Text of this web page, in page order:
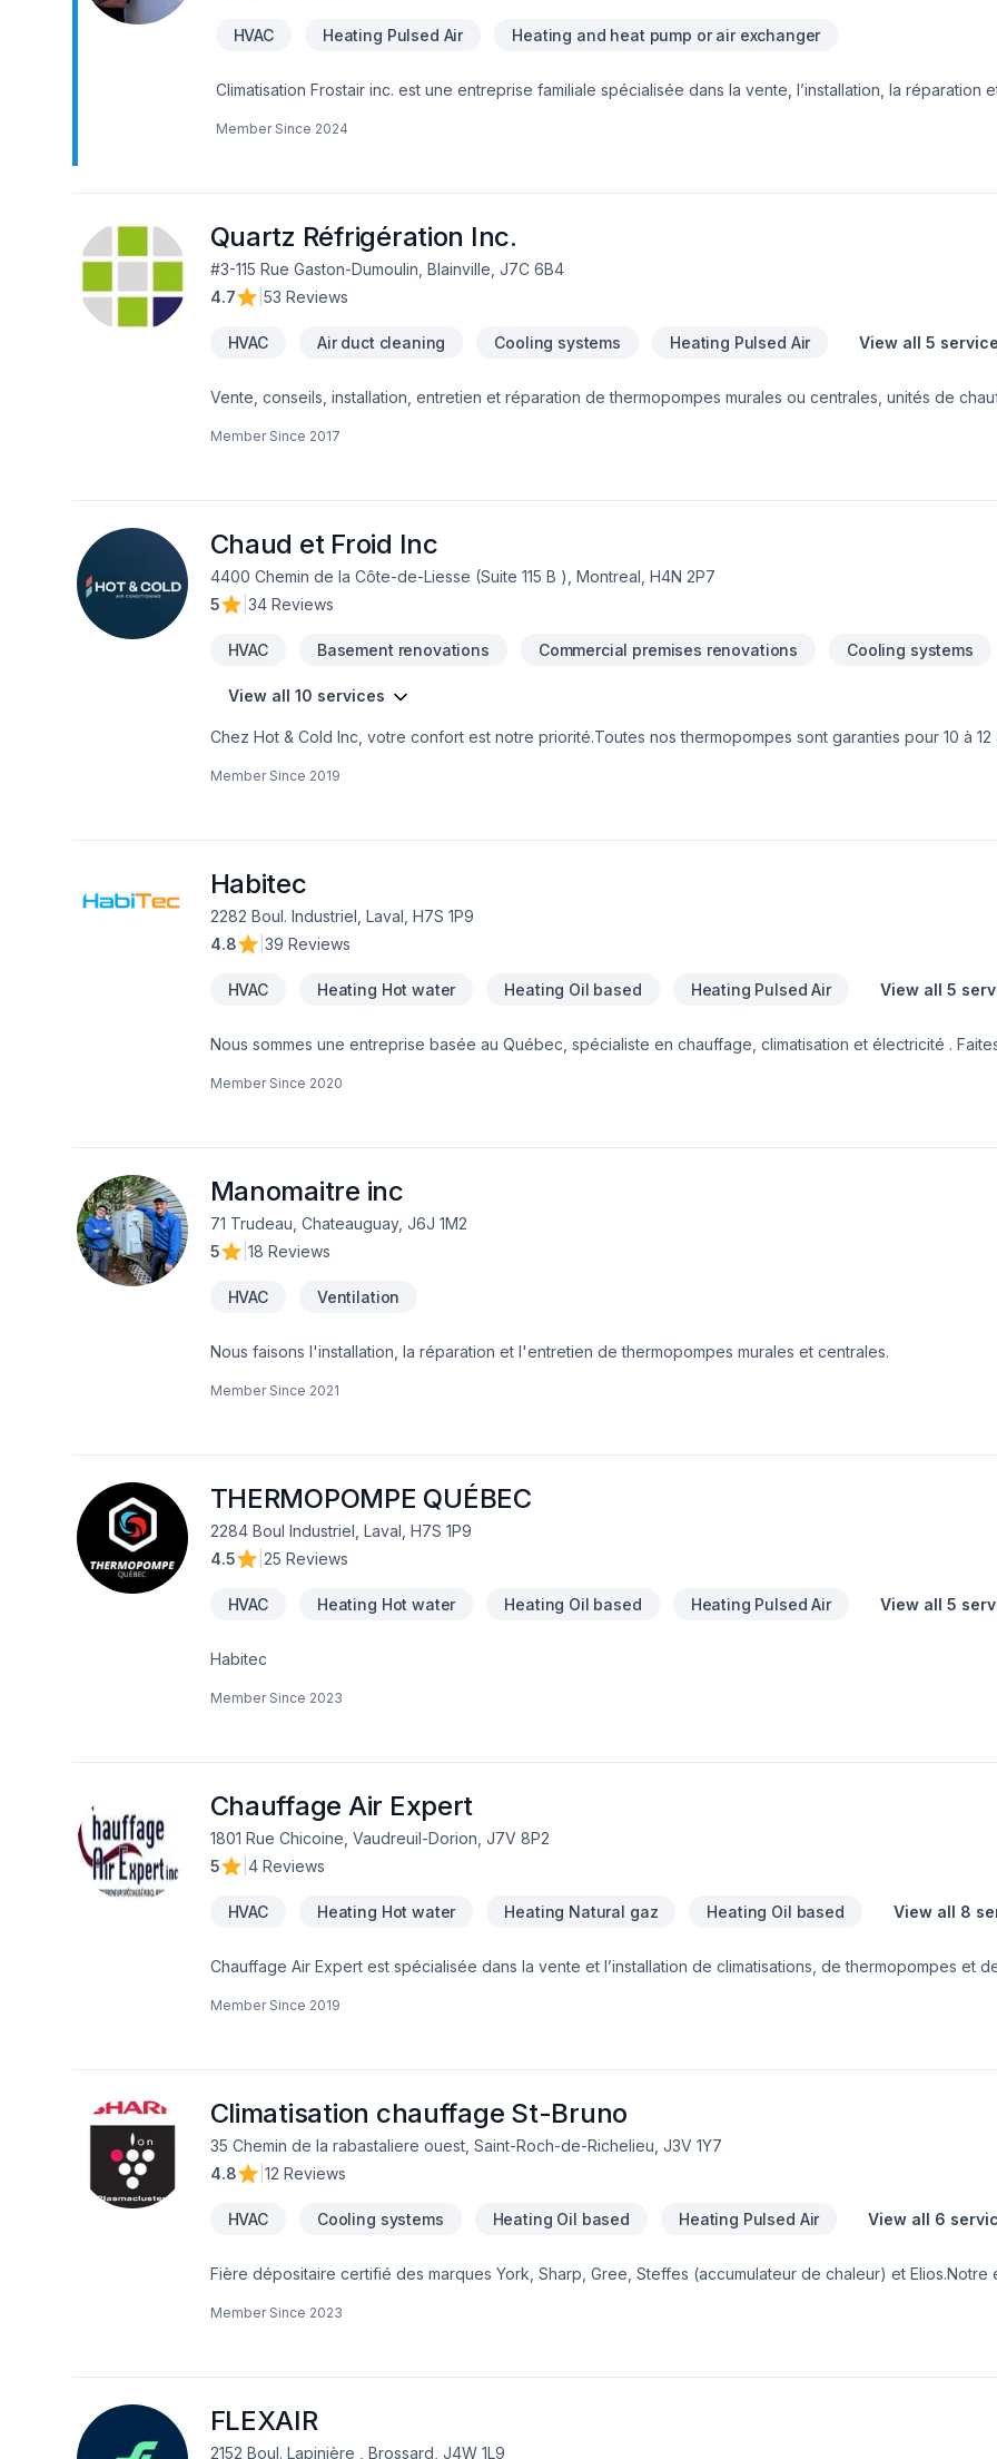
HVAC Heating Pulsed Air Heating and heat pump or air exchanger
Climatisation Frostair inc. est une entreprise familiale spécialisée dans la vente, l’installation, la réparation
expert avec plus de 15 ans d’expérience, l’entreprise se distingue par son approche personnalisée, son
Member Since 2024
Quartz Réfrigération Inc.
#3-115 Rue Gaston-Dumoulin, Blainville, J7C 6B4
4.7
53 Reviews
HVAC Air duct cleaning Cooling systems Heating Pulsed Air View all 5
Vente, conseils, installation, entretien et réparation de thermopompes murales ou centrales, unités de
chauffage au service de votre confort !Établie à Blainville, Quartz Réfrigération dessert une clientèle
Member Since 2017
Chaud et Froid Inc
4400 Chemin de la Côte-de-Liesse (Suite 115 B ), Montreal, H4N 2P7
5
34 Reviews
HVAC Basement renovations Commercial premises renovations Cooling systems
View all 10 services
Chez Hot & Cold Inc, votre confort est notre priorité.Toutes nos thermopompes sont garanties pour 10 à 12
confort.Faites confiance à notre équipe dévouée à satisfaire vos besoins!
Member Since 2019
Habitec
2282 Boul. Industriel, Laval, H7S 1P9
4.8
39 Reviews
HVAC Heating Hot water Heating Oil based Heating Pulsed Air View all 5
Nous sommes une entreprise basée au Québec, spécialiste en chauffage, climatisation et électricité .
Member Since 2020
Manomaitre inc
71 Trudeau, Chateauguay, J6J 1M2
5
18 Reviews
HVAC Ventilation
Nous faisons l'installation, la réparation et l'entretien de thermopompes murales et centrales.
Member Since 2021
THERMOPOMPE QUÉBEC
2284 Boul Industriel, Laval, H7S 1P9
4.5
25 Reviews
HVAC Heating Hot water Heating Oil based Heating Pulsed Air View all 5
Habitec
Member Since 2023
Chauffage Air Expert
1801 Rue Chicoine, Vaudreuil-Dorion, J7V 8P2
5
4 Reviews
HVAC Heating Hot water Heating Natural gaz Heating Oil based View all 8
Chauffage Air Expert est spécialisée dans la vente et l’installation de climatisations, de thermopompes et
Montreal.
Member Since 2019
Climatisation chauffage St-Bruno
35 Chemin de la rabastaliere ouest, Saint-Roch-de-Richelieu, J3V 1Y7
4.8
12 Reviews
HVAC Cooling systems Heating Oil based Heating Pulsed Air View all 6
Fière dépositaire certifié des marques York, Sharp, Gree, Steffes (accumulateur de chaleur) et Elios.Notre
climatisation et de chauffage.Nous travaillons fort afin que nos services et produits permettent à nos clients
Member Since 2023
FLEXAIR
2152 Boul. Lapinière , Brossard, J4W 1L9